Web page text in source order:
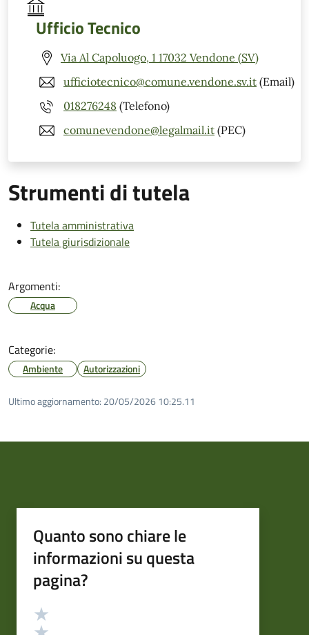
Ufficio Tecnico
Via Al Capoluogo, 1 17032 Vendone (SV)
ufficiotecnico@comune.vendone.sv.it (Email)
018276248 (Telefono)
comunevendone@legalmail.it (PEC)
Strumenti di tutela
Tutela amministrativa
Tutela giurisdizionale
Argomenti:
Acqua
Categorie:
Ambiente Autorizzazioni
Ultimo aggiornamento: 20/05/2026 10:25.11
Quanto sono chiare le
informazioni su questa
pagina?
Valutazione